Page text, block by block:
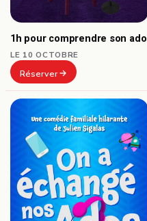
1h pour comprendre son ado
LE 10 OCTOBRE
Réserver